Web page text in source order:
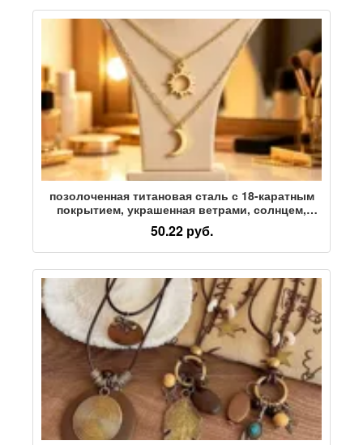
позолоченная титановая сталь с 18-каратным
покрытием, украшенная ветрами, солнцем,
луной и звездами, двухслойная цепочка для
ключиц, простое и универсальное женское
колье в стиле "люкс" с легким наборным
50.22 руб.